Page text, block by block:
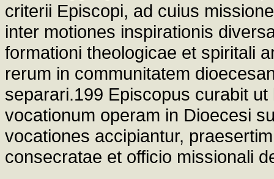
criterii Episcopi, ad cuius
inter motiones inspirationis
formationi theologicae et spiritali
rerum in communitatem
separari.199 Episcopus curabit
vocationum operam in Dioecesi
vocationes accipiantur,
consecratae et officio missionali